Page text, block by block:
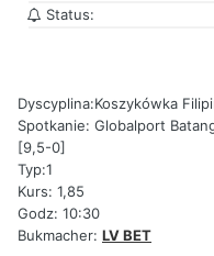
Status:
Dyscyplina:Koszykówka
Spotkanie: Globalport
[9,5-0]
Typ:1
Kurs: 1,85
Godz: 10:30
Bukmacher: LV BET